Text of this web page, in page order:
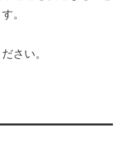
。
さい。